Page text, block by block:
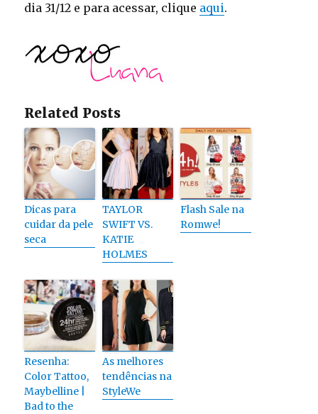
dia 31/12 e para acessar, clique aqui.
Related Posts
Dicas para
cuidar da pele
seca
TAYLOR
SWIFT VS.
KATIE
HOLMES
Flash Sale na
Romwe!
Resenha:
Color Tattoo,
Maybelline |
Bad to the
As melhores
tendências na
StyleWe